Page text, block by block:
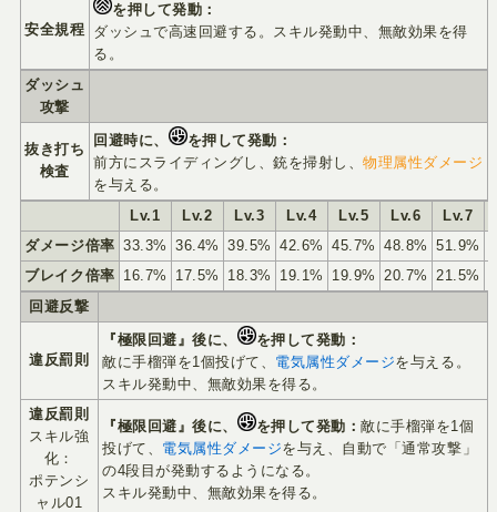
安全規程
を押して発動：
ダッシュで高速回避する。スキル発動中、無敵効果を得
る。
ダッシュ
攻撃
抜き打ち
検査
回避時に、
を押して発動：
前方にスライディングし、銃を掃射し、物理属性ダメージ
を与える。
Lv.1
Lv.2 Lv.3 Lv.4 Lv.5 Lv.6 Lv.7
ダメージ倍率 33.3% 36.4% 39.5% 42.6% 45.7% 48.8%
51.9%
ブレイク倍率 16.7% 17.5% 18.3% 19.1% 19.9% 20.7% 21.5%
回避反撃
違反罰則
『極限回避』後に、
を押して発動：
敵に手榴弾を1個投げて、 電気属性ダメージを与える。
スキル発動中、無敵効果を得る。
違反罰則
スキル強
化：
ポテンシ
ャル01
『極限回避』後に、 を押して発動：敵に手榴弾を1個
投げて、 電気属性ダメージを与え、自動で「通常攻撃」
の4段目が発動するようになる。
スキル発動中、無敵効果を得る。